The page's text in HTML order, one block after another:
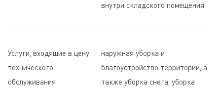
внутри складского помещения
Услуги, входящие в цену
технического
обслуживания:
наружная уборка и
благоустройство территории, а
также уборка снега, уборка